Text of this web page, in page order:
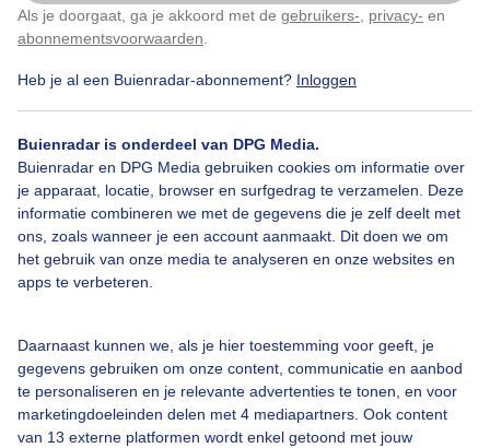
Als je doorgaat, ga je akkoord met de gebruikers- privacy- en
abonnementsvoorwaarden
Heb je al een Buienradar-abonnement? Inloggen
Buienradar is onderdeel van DPG Media.
Buienradar en DPG Media gebruiken cookies om informatie over
je apparaat, locatie, browser en surfgedrag te verzamelen. Deze
informatie combineren we met de gegevens die je zelf deelt met
ons, zoals wanneer je een account aanmaakt. Dit doen we om
het gebruik van onze media te analyseren en onze websites en
apps te verbeteren.
Daarnaast kunnen we, als je hier toestemming voor geeft, je
gegevens gebruiken om onze content, communicatie en aanbod
te personaliseren en je relevante advertenties te tonen, en voor
marketingdoeleinden delen met 4 mediapartners. Ook content
van 13 externe platformen wordt enkel getoond met jouw
gekleurde huisjes.
Mist Ochtendmist Gekleurdehuisjes
Bekijk slideshow
Klik hierom dit aan te passen